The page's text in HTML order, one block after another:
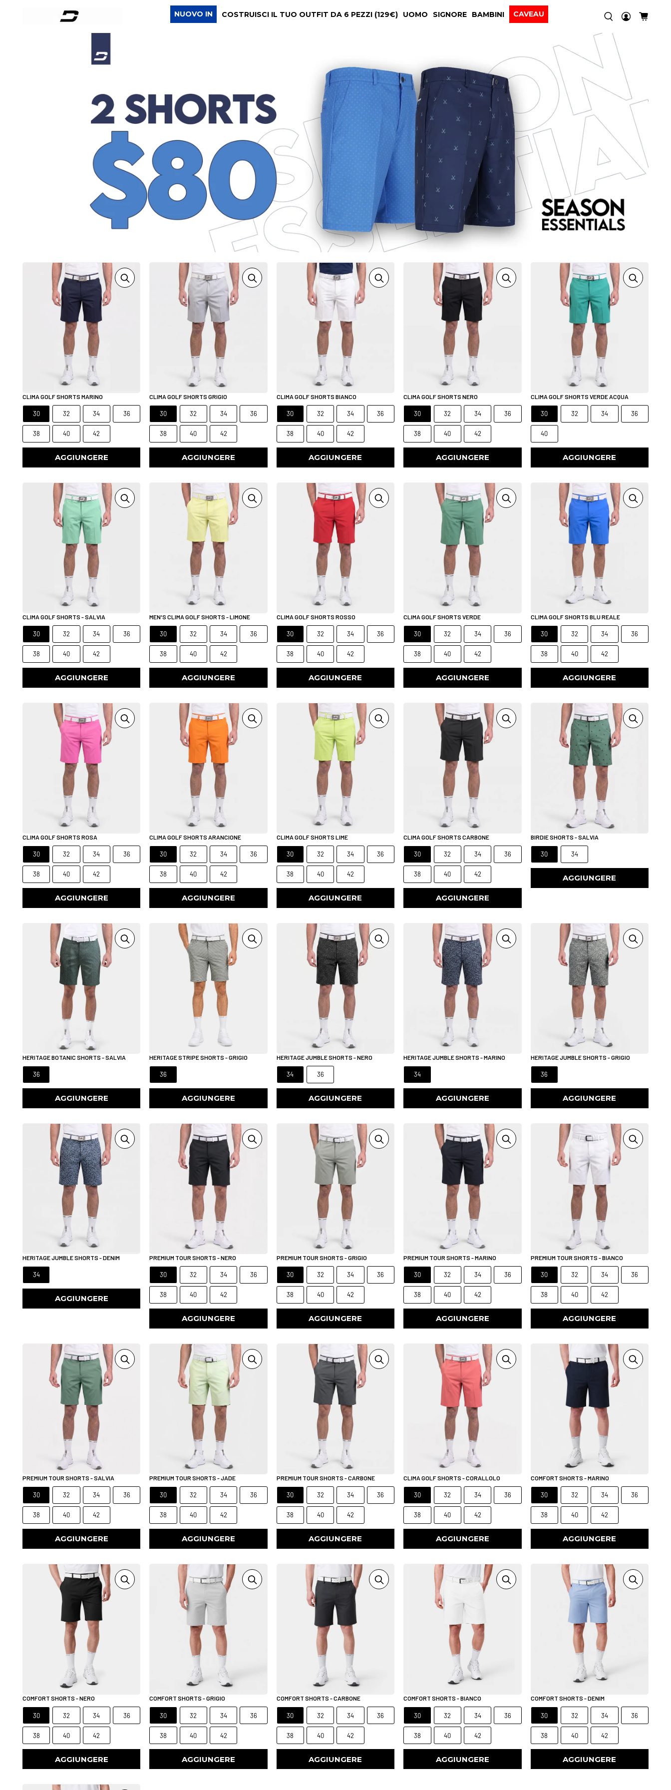
NUOVO IN COSTRUISCI IL TUO OUTFIT DA 6 PEZZI (129€) UOMO SIGNORE BAMBINI CAVEAU
CLIMA GOLF SHORTS MARINO
30 32 34 36
38 40 42
AGGIUNGERE
CLIMA GOLF SHORTS GRIGIO
30 32 34 36
38 40 42
AGGIUNGERE
CLIMA GOLF SHORTS BIANCO
30 32 34 36
38 40 42
AGGIUNGERE
CLIMA GOLF SHORTS NERO
30 32 34 36
38 40 42
AGGIUNGERE
CLIMA GOLF SHORTS VERDE ACQUA
30 32 34 36
40
AGGIUNGERE
CLIMA GOLF SHORTS - SALVIA
30 32 34 36
38 40 42
AGGIUNGERE
MEN'S CLIMA GOLF SHORTS - LIMONE
30 32 34 36
38 40 42
AGGIUNGERE
CLIMA GOLF SHORTS ROSSO
30 32 34 36
38 40 42
AGGIUNGERE
CLIMA GOLF SHORTS VERDE
30 32 34 36
38 40 42
AGGIUNGERE
CLIMA GOLF SHORTS BLU REALE
30 32 34 36
38 40 42
AGGIUNGERE
CLIMA GOLF SHORTS ROSA
30 32 34 36
38 40 42
AGGIUNGERE
CLIMA GOLF SHORTS ARANCIONE
30 32 34 36
38 40 42
AGGIUNGERE
CLIMA GOLF SHORTS LIME
30 32 34 36
38 40 42
AGGIUNGERE
CLIMA GOLF SHORTS CARBONE
30 32 34 36
38 40 42
AGGIUNGERE
BIRDIE SHORTS - SALVIA
30 34
AGGIUNGERE
HERITAGE BOTANIC SHORTS - SALVIA
36
AGGIUNGERE
HERITAGE STRIPE SHORTS - GRIGIO
36
AGGIUNGERE
HERITAGE JUMBLE SHORTS - NERO
34 36
AGGIUNGERE
HERITAGE JUMBLE SHORTS - MARINO
34
AGGIUNGERE
HERITAGE JUMBLE SHORTS - GRIGIO
36
AGGIUNGERE
HERITAGE JUMBLE SHORTS - DENIM
34
AGGIUNGERE
PREMIUM TOUR SHORTS - NERO
30 32 34 36
38 40 42
AGGIUNGERE
PREMIUM TOUR SHORTS - GRIGIO
30 32 34 36
38 40 42
AGGIUNGERE
PREMIUM TOUR SHORTS - MARINO
30 32 34 36
38 40 42
AGGIUNGERE
PREMIUM TOUR SHORTS - BIANCO
30 32 34 36
38 40 42
AGGIUNGERE
PREMIUM TOUR SHORTS - SALVIA
30 32 34 36
38 40 42
AGGIUNGERE
PREMIUM TOUR SHORTS - JADE
30 32 34 36
38 40 42
AGGIUNGERE
PREMIUM TOUR SHORTS - CARBONE
30 32 34 36
38 40 42
AGGIUNGERE
CLIMA GOLF SHORTS - CORALLOLO
30 32 34 36
38 40 42
AGGIUNGERE
COMFORT SHORTS - MARINO
30 32 34 36
38 40 42
AGGIUNGERE
COMFORT SHORTS - NERO
30 32 34 36
38 40 42
AGGIUNGERE
COMFORT SHORTS - GRIGIO
30 32 34 36
38 40 42
AGGIUNGERE
COMFORT SHORTS - CARBONE
30 32 34 36
38 40 42
AGGIUNGERE
COMFORT SHORTS - BIANCO
30 32 34 36
38 40 42
AGGIUNGERE
COMFORT SHORTS - DENIM
30 32 34 36
38 40 42
AGGIUNGERE